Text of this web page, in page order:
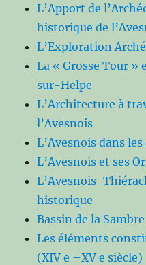
L’Apport de
historique de
L’Exploration
La « Grosse Tour »
sur-Helpe
L’Architecture à
l’Avesnois
L’Avesnois dans
L’Avesnois et ses
L’Avesnois-
historique
Bassin de la
Les éléments
(XIV e –XV e siècle)